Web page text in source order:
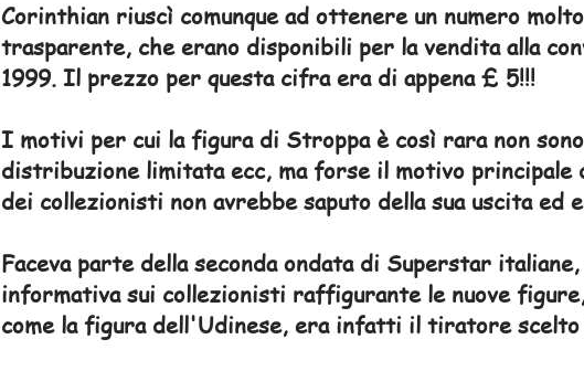
Corinthian riuscì comunque ad ottenere un numero
trasparente, che erano disponibili per la vendita alla
1999. Il prezzo per questa cifra era di appena £ 5!!!
I motivi per cui la figura di Stroppa è così rara non
distribuzione limitata ecc, ma forse il motivo principale
dei collezionisti non avrebbe saputo della sua uscita ed
Faceva parte della seconda ondata di Superstar
informativa sui collezionisti raffigurante le nuove
come la figura dell'Udinese, era infatti il tiratore